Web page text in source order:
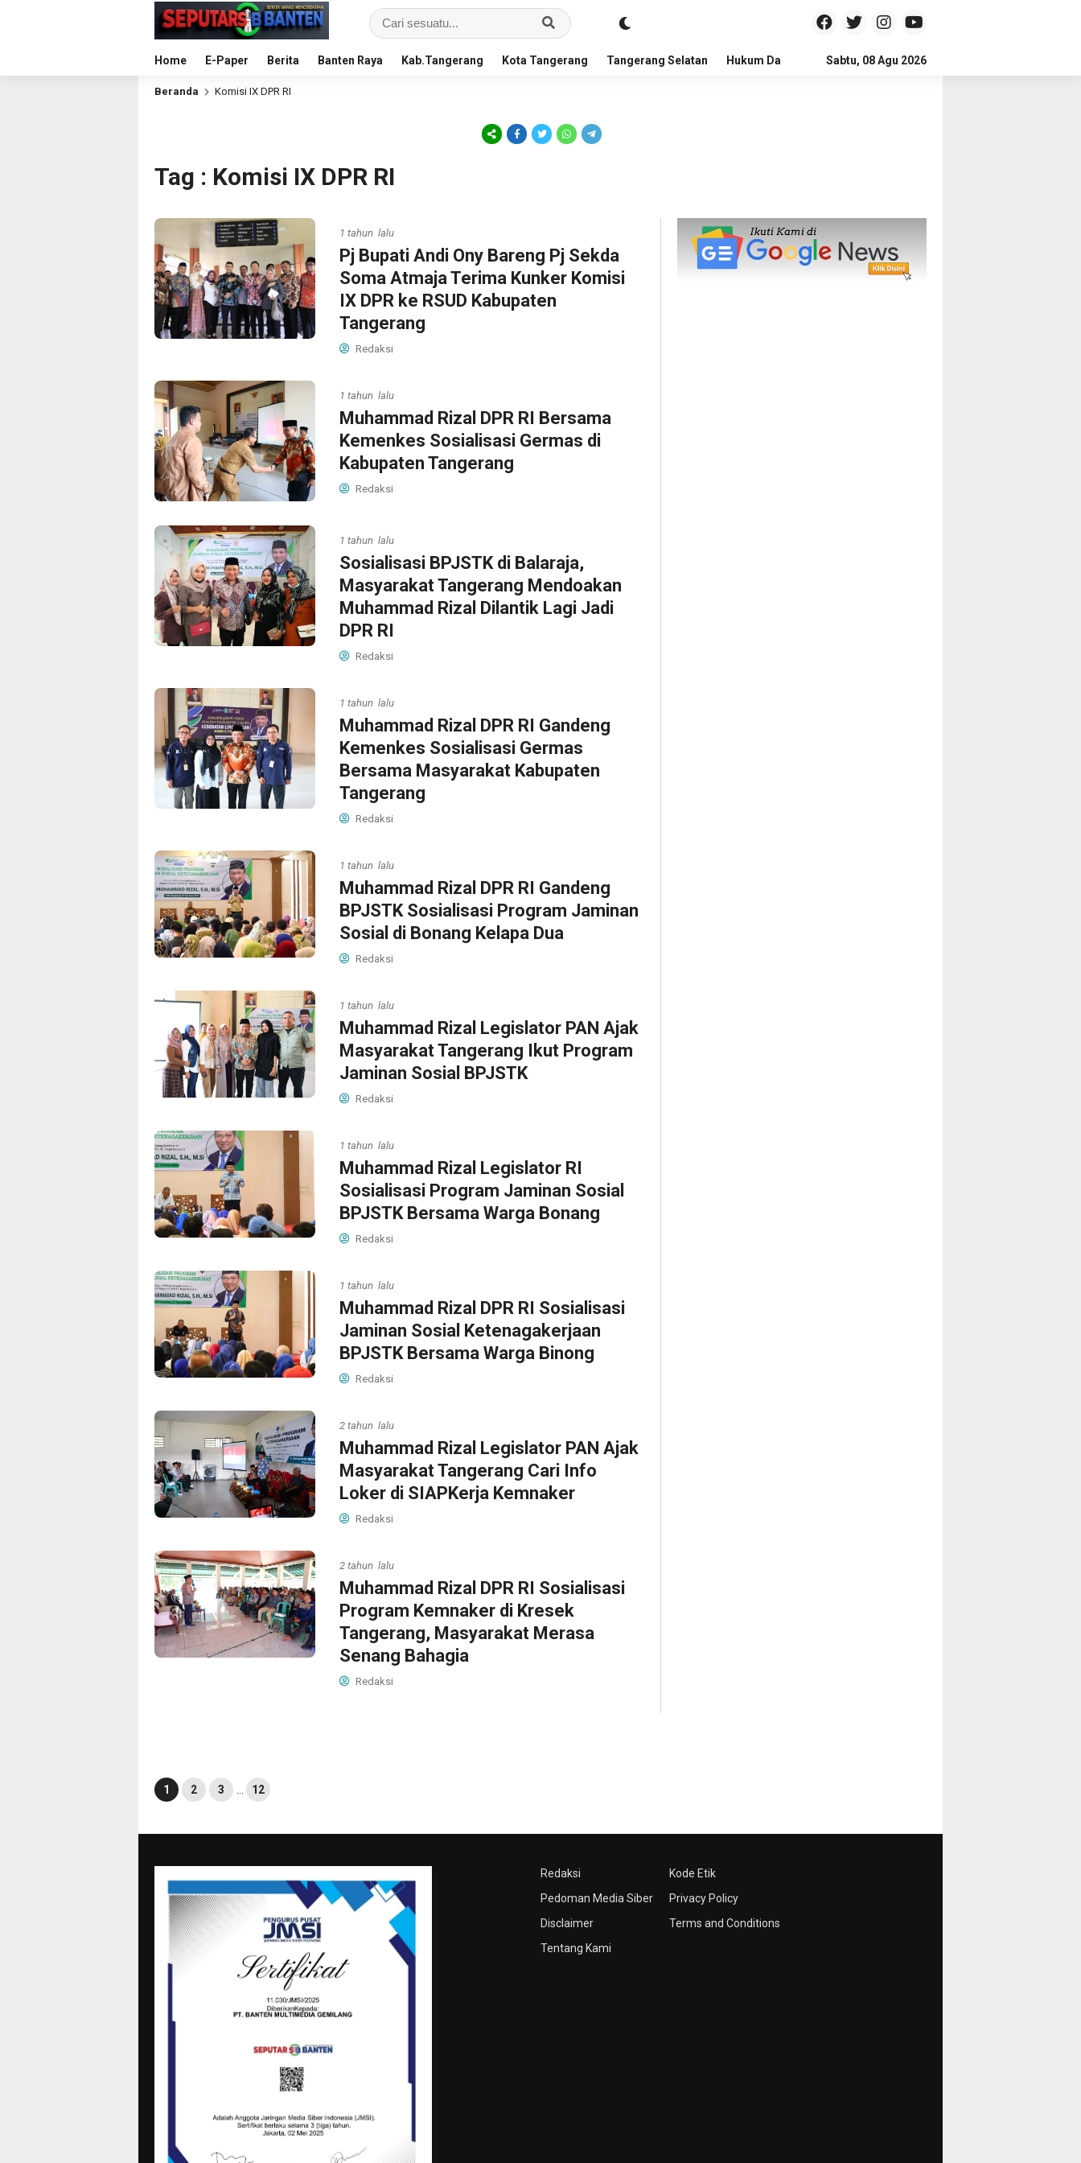
Home E-Paper Berita Banten Raya Kab.Tangerang Kota Tangerang Tangerang Selatan Hukum Dan Kriminal Politik Pendidikan
Sabtu, 08 Agu 2026
Beranda Komisi IX DPR RI
Tag : Komisi IX DPR RI
1 tahun lalu
Pj Bupati Andi Ony Bareng Pj Sekda
Soma Atmaja Terima Kunker Komisi
IX DPR ke RSUD Kabupaten
Tangerang
Redaksi
1 tahun lalu
Muhammad Rizal DPR RI Bersama
Kemenkes Sosialisasi Germas di
Kabupaten Tangerang
Redaksi
1 tahun lalu
Sosialisasi BPJSTK di Balaraja,
Masyarakat Tangerang Mendoakan
Muhammad Rizal Dilantik Lagi Jadi
DPR RI
Redaksi
1 tahun lalu
Muhammad Rizal DPR RI Gandeng
Kemenkes Sosialisasi Germas
Bersama Masyarakat Kabupaten
Tangerang
Redaksi
1 tahun lalu
Muhammad Rizal DPR RI Gandeng
BPJSTK Sosialisasi Program Jaminan
Sosial di Bonang Kelapa Dua
Redaksi
1 tahun lalu
Muhammad Rizal Legislator PAN Ajak
Masyarakat Tangerang Ikut Program
Jaminan Sosial BPJSTK
Redaksi
1 tahun lalu
Muhammad Rizal Legislator RI
Sosialisasi Program Jaminan Sosial
BPJSTK Bersama Warga Bonang
Redaksi
1 tahun lalu
Muhammad Rizal DPR RI Sosialisasi
Jaminan Sosial Ketenagakerjaan
BPJSTK Bersama Warga Binong
Redaksi
2 tahun lalu
Muhammad Rizal Legislator PAN Ajak
Masyarakat Tangerang Cari Info
Loker di SIAPKerja Kemnaker
Redaksi
2 tahun lalu
Muhammad Rizal DPR RI Sosialisasi
Program Kemnaker di Kresek
Tangerang, Masyarakat Merasa
Senang Bahagia
Redaksi
1 2 3 12
Redaksi
Pedoman Media Siber
Disclaimer
Tentang Kami
Kode Etik
Privacy Policy
Terms and Conditions